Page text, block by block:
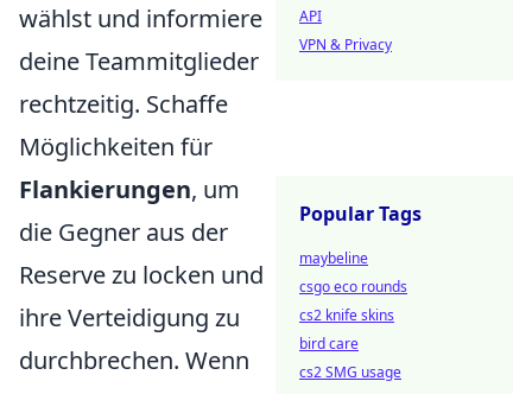
wählst und informiere
deine Teammitglieder
rechtzeitig. Schaffe
Möglichkeiten für
Flankierungen, um
die Gegner aus der
Reserve zu locken und
ihre Verteidigung zu
durchbrechen. Wenn
API
VPN & Privacy
Popular Tags
maybeline
csgo eco rounds
cs2 knife skins
bird care
cs2 SMG usage